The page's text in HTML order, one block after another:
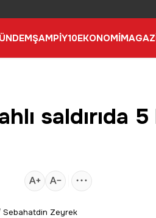
ŞAMPİY10EKONOMİ
saldırıda 5
Sebahatdin Zeyrek